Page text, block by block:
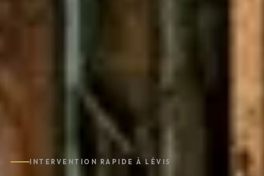
INTERVENTION RAPIDE À LÉVIS